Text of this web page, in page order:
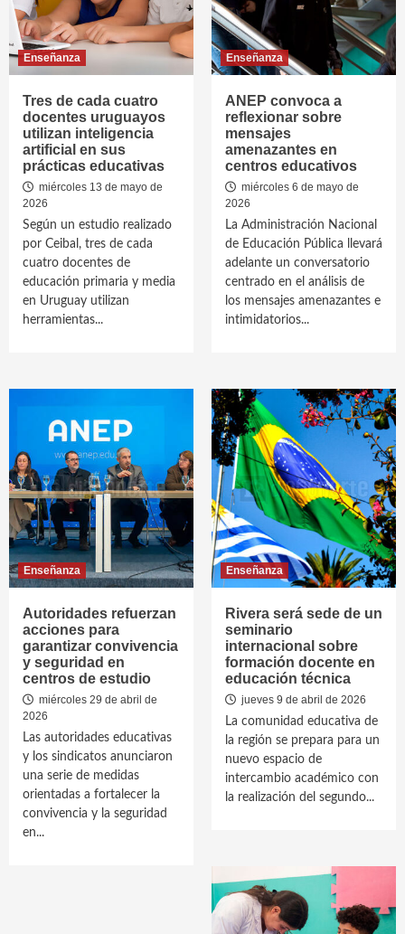
Enseñanza
Tres de cada cuatro
docentes uruguayos
utilizan inteligencia
artificial en sus
prácticas educativas
miércoles 13 de mayo de
2026
Según un estudio realizado
por Ceibal, tres de cada
cuatro docentes de
educación primaria y media
en Uruguay utilizan
herramientas...
Enseñanza
ANEP convoca a
reflexionar sobre
mensajes
amenazantes en
centros educativos
miércoles 6 de mayo de
2026
La Administración Nacional
de Educación Pública llevará
adelante un conversatorio
centrado en el análisis de
los mensajes amenazantes e
intimidatorios...
Enseñanza
Autoridades refuerzan
acciones para
garantizar convivencia
y seguridad en
centros de estudio
miércoles 29 de abril de
2026
Las autoridades educativas
y los sindicatos anunciaron
una serie de medidas
orientadas a fortalecer la
convivencia y la seguridad
en...
Enseñanza
Rivera será sede de un
seminario
internacional sobre
formación docente en
educación técnica
jueves 9 de abril de 2026
La comunidad educativa de
la región se prepara para un
nuevo espacio de
intercambio académico con
la realización del segundo...